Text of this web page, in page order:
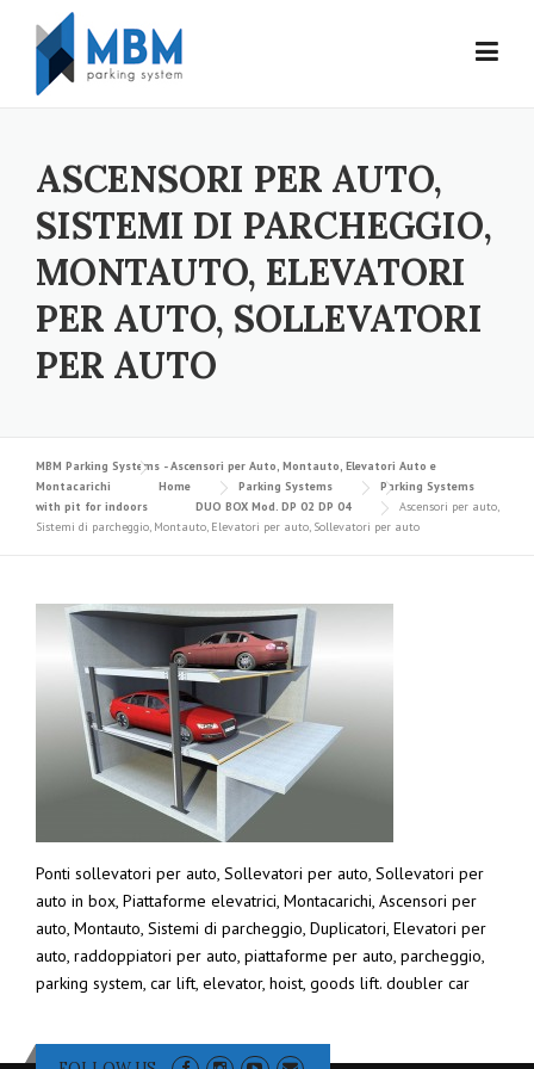
Skip to content
ASCENSORI PER AUTO,
SISTEMI DI PARCHEGGIO,
MONTAUTO, ELEVATORI
PER AUTO, SOLLEVATORI
PER AUTO
MBM Parking Systems - Ascensori per Auto, Montauto, Elevatori Auto e
Montacarichi
Home Parking Systems
Parking Systems
with pit for indoors
DUO BOX Mod. DP 02 DP 04
Ascensori per auto,
Sistemi di parcheggio, Montauto, Elevatori per auto, Sollevatori per auto
Ponti sollevatori per auto, Sollevatori per auto, Sollevatori per
auto in box, Piattaforme elevatrici, Montacarichi, Ascensori per
auto, Montauto, Sistemi di parcheggio, Duplicatori, Elevatori per
auto, raddoppiatori per auto, piattaforme per auto, parcheggio,
parking system, car lift, elevator, hoist, goods lift. doubler car